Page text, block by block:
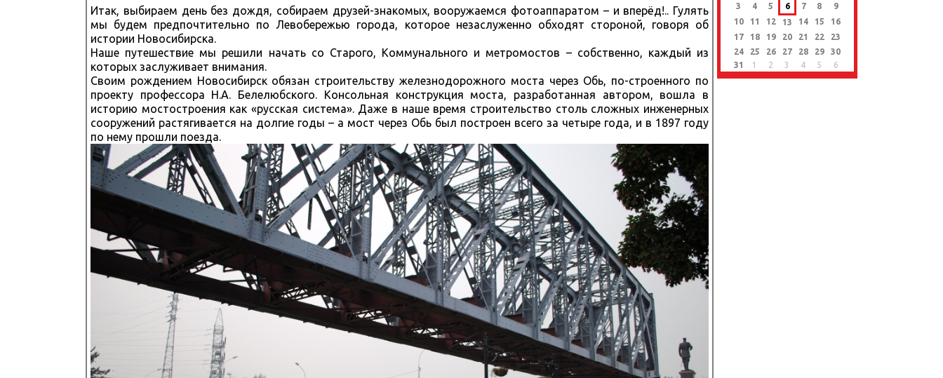
Итак, выбираем день без дождя, собираем друзей-знакомых, вооружаемся фотоаппаратом – и вперёд!.. Гулять
мы будем предпочтительно по Левобережью города, которое незаслуженно обходят стороной, говоря об
истории Новосибирска.
Наше путешествие мы решили начать со Старого, Коммунального и метромостов – собственно, каждый из
которых заслуживает внимания.
Своим рождением Новосибирск обязан строительству железнодорожного моста через Обь, по-строенного по
проекту профессора Н.А. Белелюбского. Консольная конструкция моста, разработанная автором, вошла в
историю мостостроения как «русская система». Даже в наше время строительство столь сложных инженерных
сооружений растягивается на долгие годы – а мост через Обь был построен всего за четыре года, и в 1897 году
по нему прошли поезда.
3
4 5 6 7 8
9
10
11 12 13 14 15
16
17
18 19 20 21 22
23
24
25 26 27 28 29
30
31
1 2 3 4 5 6